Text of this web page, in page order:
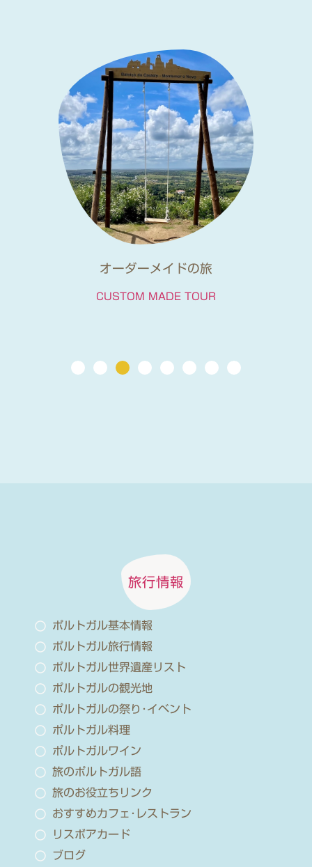
オーダーメイドの旅
CUSTOM MADE TOUR
旅行情報
ポルトガル基本情報
ポルトガル旅行情報
ポルトガル世界遺産リスト
ポルトガルの観光地
ポルトガルの祭り･イベント
ポルトガル料理
ポルトガルワイン
旅のポルトガル語
旅のお役立ちリンク
おすすめカフェ･レストラン
リスボアカード
ブログ